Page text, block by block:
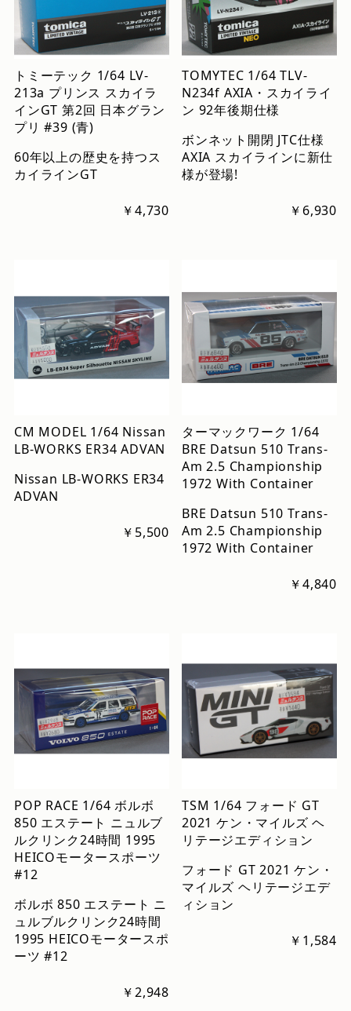
トミーテック 1/64 LV-
213a プリンス スカイラ
インGT 第2回 日本グラン
プリ #39 (青)
60年以上の歴史を持つス
カイラインGT
￥4,730
TOMYTEC 1/64 TLV-
N234f AXIA・スカイライ
ン 92年後期仕様
ボンネット開閉 JTC仕様
AXIA スカイラインに新仕
様が登場!
￥6,930
CM MODEL 1/64 Nissan
LB-WORKS ER34 ADVAN
Nissan LB-WORKS ER34
ADVAN
￥5,500
ターマックワーク 1/64
BRE Datsun 510 Trans-
Am 2.5 Championship
1972 With Container
BRE Datsun 510 Trans-
Am 2.5 Championship
1972 With Container
￥4,840
POP RACE 1/64 ボルボ
850 エステート ニュルブ
ルクリンク24時間 1995
HEICOモータースポーツ
#12
ボルボ 850 エステート ニ
ュルブルクリンク24時間
1995 HEICOモータースポ
ーツ #12
￥2,948
TSM 1/64 フォード GT
2021 ケン・マイルズ ヘ
リテージエディション
フォード GT 2021 ケン・
マイルズ ヘリテージエデ
ィション
￥1,584